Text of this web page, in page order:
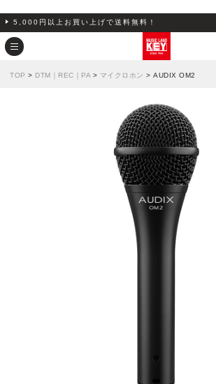
5,000円以上お買い上げで送料無料！
TOP > DTM｜REC｜PA > マイクロホン > AUDIX OM2